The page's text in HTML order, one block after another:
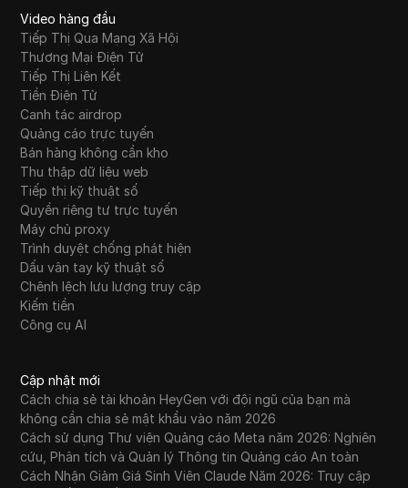
Video hàng đầu
Tiếp Thị Qua Mạng Xã Hội
Thương Mại Điện Tử
Tiếp Thị Liên Kết
Tiền Điện Tử
Canh tác airdrop
Quảng cáo trực tuyến
Bán hàng không cần kho
Thu thập dữ liệu web
Tiếp thị kỹ thuật số
Quyền riêng tư trực tuyến
Máy chủ proxy
Trình duyệt chống phát hiện
Dấu vân tay kỹ thuật số
Chênh lệch lưu lượng truy cập
Kiếm tiền
Công cụ AI
Cập nhật mới
Cách chia sẻ tài khoản HeyGen với đội ngũ của bạn mà
không cần chia sẻ mật khẩu vào năm 2026
Cách sử dụng Thư viện Quảng cáo Meta năm 2026: Nghiên
cứu, Phân tích và Quản lý Thông tin Quảng cáo An toàn
Cách Nhận Giảm Giá Sinh Viên Claude Năm 2026: Truy cập